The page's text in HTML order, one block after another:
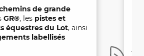
de grande
GR®, les pistes et
équestres du Lot, ainsi
labellisés